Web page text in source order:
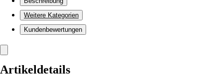
Weitere Kategorien
Kundenbewertungen
Artikeldetails